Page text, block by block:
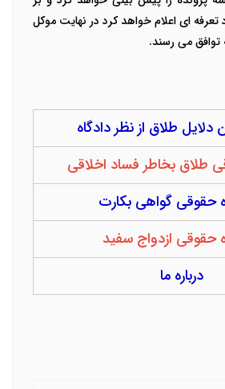
ای اعلام خواهد کرد در نهایت موکل
توافق می رسند.
طلاق از نظر دادگاه
طلاق بخاطر فساد اخلاقی
حقوقی گواهی بکارت
حقوقی ازدواج سفید
درباره ما